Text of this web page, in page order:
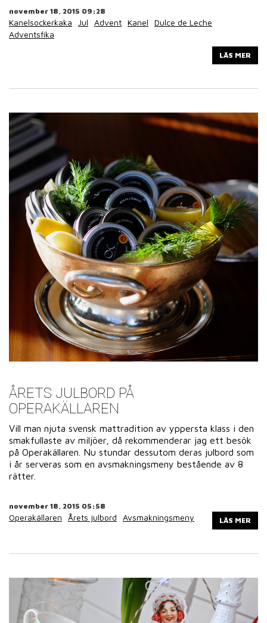
november 18, 2015 09:28
Kanelsockerkaka Jul Advent Kanel
Dulce de Leche
Adventsfika
LÄS MER
ÅRETS JULBORD PÅ
OPERAKÄLLAREN
Vill man njuta svensk mattradition av yppersta klass i den
smakfullaste av miljöer, då rekommenderar jag ett besök
på Operakällaren. Nu stundar dessutom deras julbord som
i år serveras som en avsmakningsmeny bestående av 8
rätter.
november 18, 2015 05:58
Operakällaren Årets julbord Avsmakningsmeny LÄS MER